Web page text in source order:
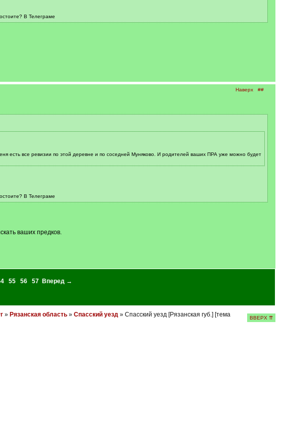
В Телеграме
Наверх ##
есть все ревизии по этой деревне и по соседней Муняково. И родителей ваших ПРА уже можно будет
В Телеграме
ваших предков.
55 56 57
Вперед →
» Рязанская область» Спасский уезд» Спасский уезд [Рязанская губ.] [тема
ВВЕРХ ⇈